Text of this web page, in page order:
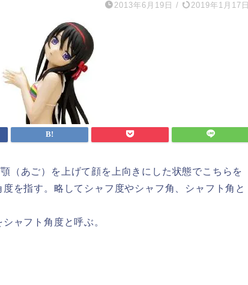
2013年6月19日 / 2019年1月17日
（あご）を上げて顔を上向きにした状態でこちらを
を指す。略してシャフ度やシャフ角、シャフト角と
ャフト角度と呼ぶ。